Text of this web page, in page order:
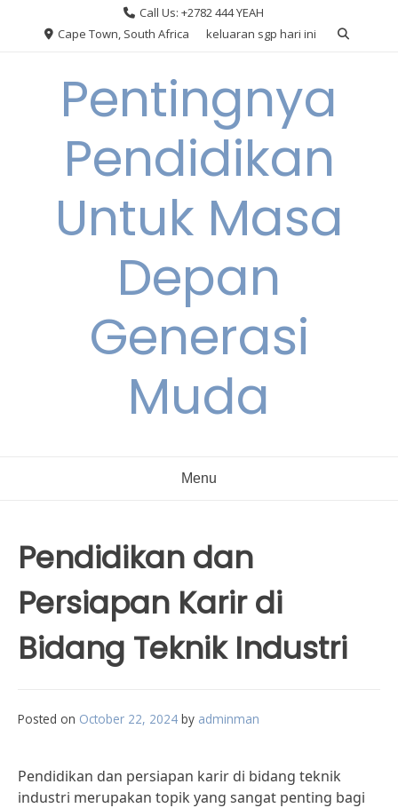
Call Us: +2782 444 YEAH
Cape Town, South Africa
keluaran sgp hari ini
Pentingnya
Pendidikan
Untuk Masa
Depan
Generasi
Muda
Menu
Pendidikan dan
Persiapan Karir di
Bidang Teknik Industri
Posted on October 22, 2024 by adminman
Pendidikan dan persiapan karir di bidang teknik
industri merupakan topik yang sangat penting bagi